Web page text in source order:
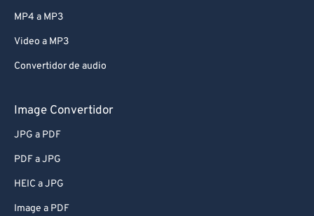
MP4 a MP3
Video a MP3
Convertidor de audio
Image Convertidor
JPG a PDF
PDF a JPG
HEIC a JPG
Image a PDF